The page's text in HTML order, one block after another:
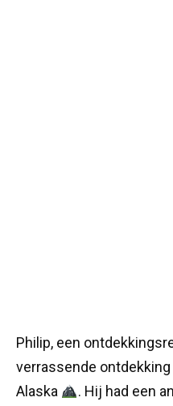
Philip, een
verrassende
Alaska
. Hij had een